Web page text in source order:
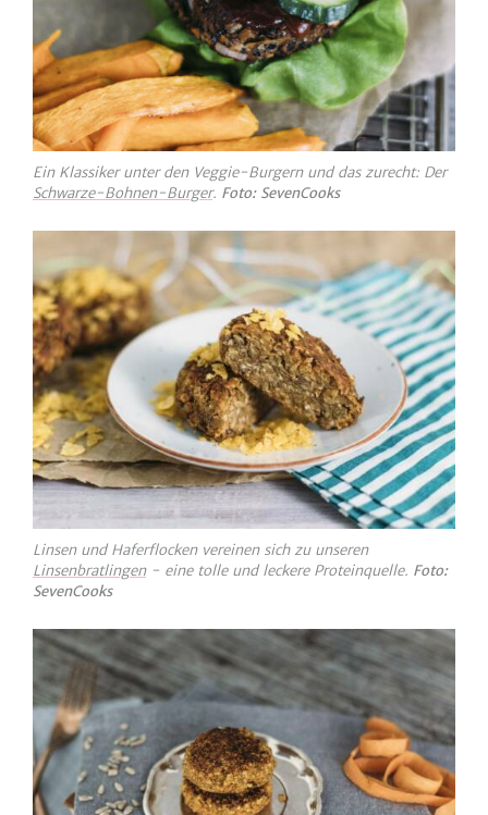
Ein Klassiker unter den Veggie-Burgern und das zurecht: Der
Schwarze-Bohnen-Burger. Foto: SevenCooks
Linsen und Haferflocken vereinen sich zu unseren
Linsenbratlingen- eine tolle und leckere Proteinquelle. Foto:
SevenCooks